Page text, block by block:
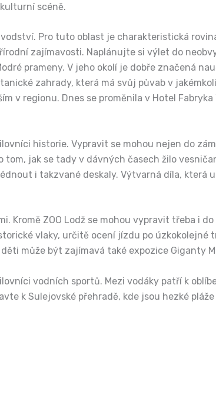
scéně.
Pro tuto oblast je charakteristická
zajímavosti. Naplánujte si výlet do
prameny. V jeho okolí je dobře značená
zahrady, která má svůj půvab v
v regionu. Dnes se proměnila v Hotel
historie. Vypravit se mohou nejen do
jak se tady v dávných časech žilo
i takzvané deskaly. Výtvarná díla,
Kromě ZOO Lodž se mohou vypravit třeba i
vlaky, určitě ocení jízdu po úzkokolejné
může být zajímavá také expozice Giganty
vodních sportů. Mezi vodáky patří k
k Sulejovské přehradě, kde jsou hezké